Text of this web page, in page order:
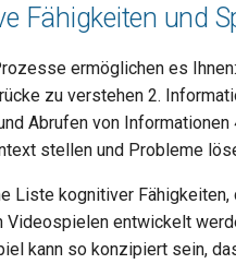
Fähigkeiten und
ermöglichen es
zu verstehen 2.
Abrufen von
stellen und Probleme
Liste kognitiver Fähigkeiten,
Videospielen entwickelt
kann so konzipiert sein,